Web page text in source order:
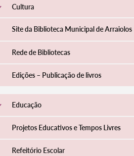
Cultura
Site da Biblioteca Municipal de Arraiolos
Rede de Bibliotecas
Edições – Publicação de livros
Educação
Projetos Educativos e Tempos Livres
Refeitório Escolar